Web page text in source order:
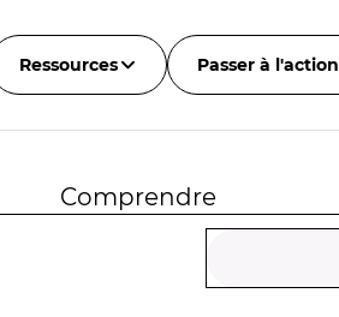
Ressources Passer à l'action
Comprendre